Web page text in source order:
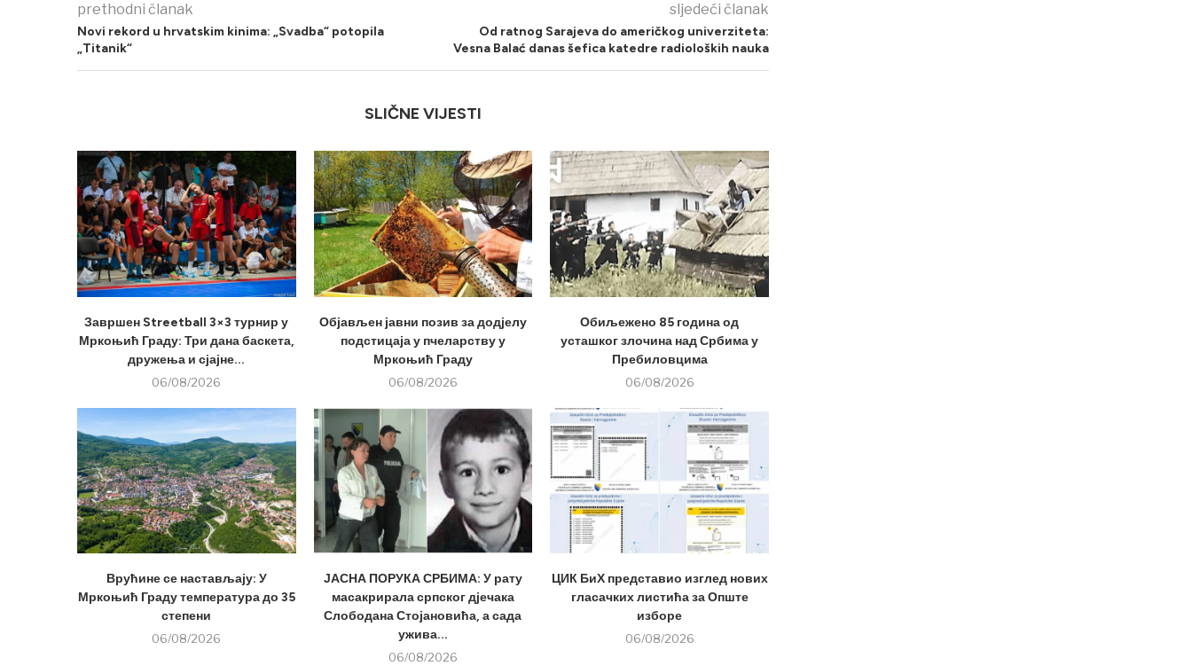
prethodni članak
Novi rekord u hrvatskim kinima: „Svadba“ potopila
„Titanik“
sljedeći članak
Od ratnog Sarajeva do američkog univerziteta:
Vesna Balać danas šefica katedre radioloških nauka
SLIČNE VIJESTI
Завршен Streetball 3×3 турнир у
Мркоњић Граду: Три дана баскета,
дружења и сјајне...
06/08/2026
Објављен јавни позив за додјелу
подстицаја у пчеларству у
Мркоњић Граду
06/08/2026
Обиљежено 85 година од
усташког злочина над Србима у
Пребиловцима
06/08/2026
Врућине се настављају: У
Мркоњић Граду температура до 35
степени
06/08/2026
ЈАСНА ПОРУКА СРБИМА: У рату
масакрирала српског дјечака
Слободана Стојановића, а сада
ужива...
06/08/2026
ЦИК БиХ представио изглед нових
гласачких листића за Опште
изборе
06/08/2026